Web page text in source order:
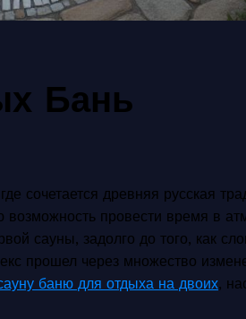
Бань
сочетается древняя русская
возможность провести время в
сауны, задолго до того, как
прошел через множество
баню для отдыха на двоих,